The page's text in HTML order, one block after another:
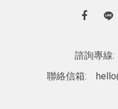
諮詢專線:
聯絡信箱: